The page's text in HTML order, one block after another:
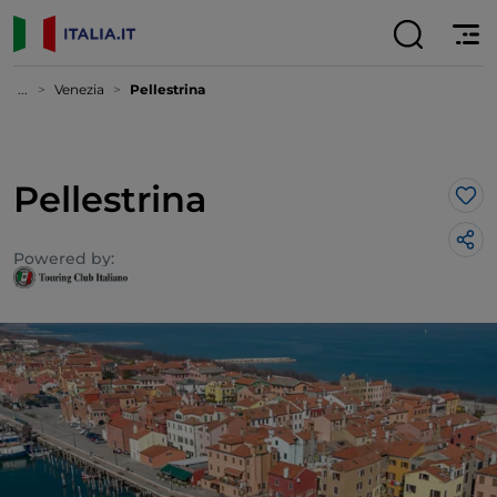
... Venezia Pellestrina
Pellestrina
Powered by: